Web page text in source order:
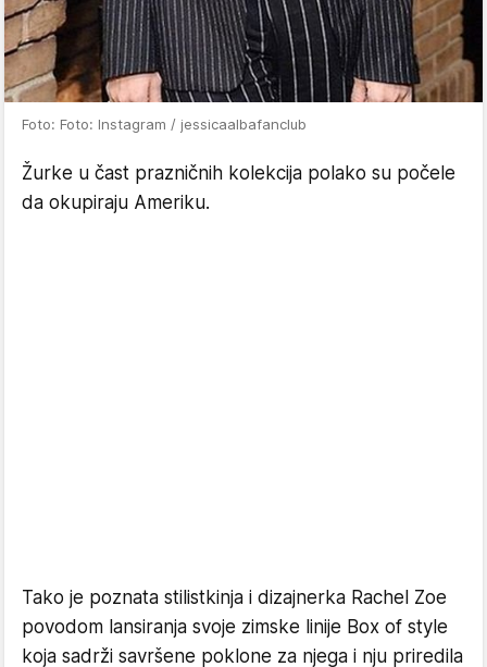
Foto: Foto: Instagram / jessicaalbafanclub
Žurke u čast prazničnih kolekcija polako su počele
da okupiraju Ameriku.
Tako je poznata stilistkinja i dizajnerka Rachel Zoe
povodom lansiranja svoje zimske linije Box of style
koja sadrži savršene poklone za njega i nju priredila